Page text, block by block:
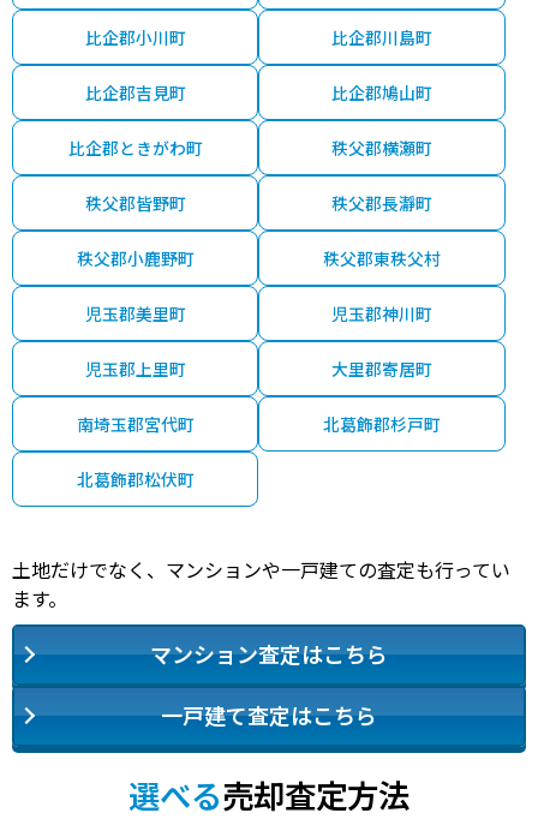
比企郡小川町 比企郡川島町
比企郡吉見町 比企郡鳩山町
比企郡ときがわ町 秩父郡横瀬町
秩父郡皆野町 秩父郡長瀞町
秩父郡小鹿野町 秩父郡東秩父村
児玉郡美里町 児玉郡神川町
児玉郡上里町 大里郡寄居町
南埼玉郡宮代町 北葛飾郡杉戸町
北葛飾郡松伏町
土地だけでなく、マンションや一戸建ての査定も行ってい
ます。
マンション査定はこちら
一戸建て査定はこちら
選べる売却査定方法